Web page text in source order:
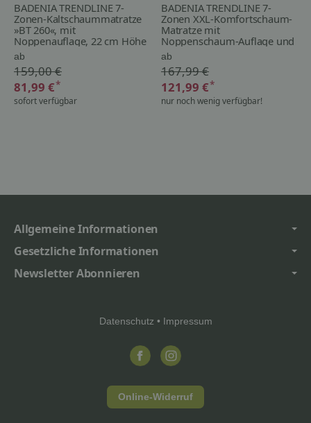
BADENIA TRENDLINE 7-
Zonen-Kaltschaummatratze
»BT 260«, mit
Noppenauflage, 22 cm Höhe
- B-Ware
ab
159,00 €
81,99 €*
sofort verfügbar
BADENIA TRENDLINE 7-
Zonen XXL-Komfortschaum-
Matratze mit
Noppenschaum-Auflage und
Wendefunktion - B-Ware
ab
167,99 €
121,99 €*
nur noch wenig verfügbar!
Allgemeine Informationen
Gesetzliche Informationen
Newsletter Abonnieren
Datenschutz • Impressum
Online-Widerruf